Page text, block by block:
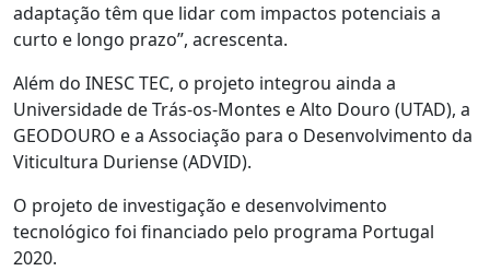
adaptação têm que lidar com impactos potenciais a
curto e longo prazo”, acrescenta.
Além do INESC TEC, o projeto integrou ainda a
Universidade de Trás-os-Montes e Alto Douro (UTAD), a
GEODOURO e a Associação para o Desenvolvimento da
Viticultura Duriense (ADVID).
O projeto de investigação e desenvolvimento
tecnológico foi financiado pelo programa Portugal
2020.